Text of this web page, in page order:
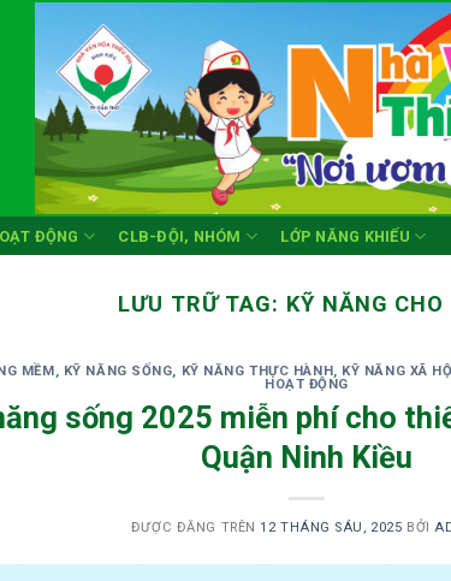
ĐỘNG CLB-ĐỘI, NHÓM LỚP NĂNG KHIẾU
LƯU TRỮ TAG: KỸ NĂNG CHO
MỀM , KỸ NĂNG SỐNG, KỸ NĂNG THỰC HÀNH , KỸ NĂNG XÃ HỘI
HOẠT ĐỘNG
sống 2025 miễn phí cho
Quận Ninh Kiều
ĐƯỢC ĐĂNG TRÊN12 THÁNG SÁU, 2025 BỞI